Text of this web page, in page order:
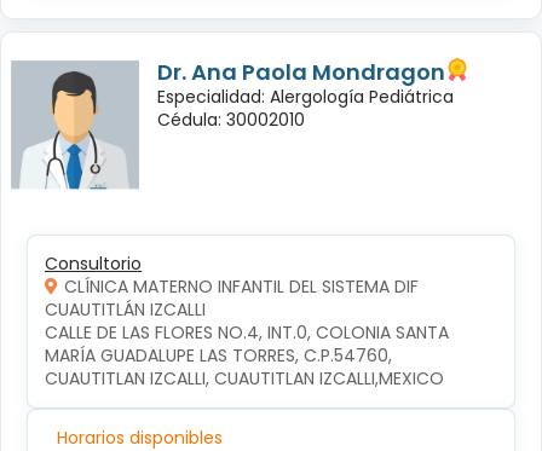
Dr. Ana Paola Mondragon
Especialidad: Alergología Pediátrica
Cédula: 30002010
Consultorio
CLÍNICA MATERNO INFANTIL DEL SISTEMA DIF
CUAUTITLÁN IZCALLI
CALLE DE LAS FLORES NO.4, INT.0, COLONIA SANTA
MARÍA GUADALUPE LAS TORRES, C.P.54760,
CUAUTITLAN IZCALLI, CUAUTITLAN IZCALLI,MEXICO
Horarios disponibles